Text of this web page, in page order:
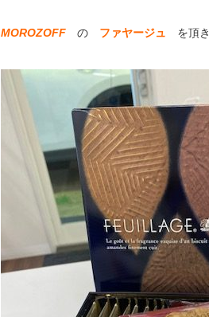
MOROZOFF の ファヤージュ を頂